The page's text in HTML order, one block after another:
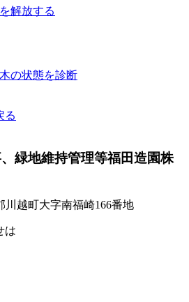
解放する
の状態を診断
緑地維持管理等福田造園株
川越町大字南福崎166番地
は